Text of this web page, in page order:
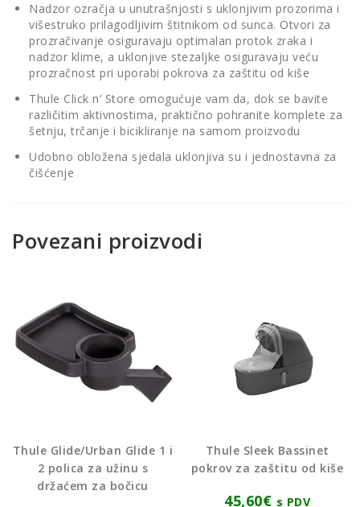
Nadzor ozračja u unutrašnjosti s uklonjivim prozorima i
višestruko prilagodljivim štitnikom od sunca. Otvori za
prozračivanje osiguravaju optimalan protok zraka i
nadzor klime, a uklonjive stezaljke osiguravaju veću
prozračnost pri uporabi pokrova za zaštitu od kiše
Thule Click n’ Store omogućuje vam da, dok se bavite
različitim aktivnostima, praktično pohranite komplete za
šetnju, trčanje i bicikliranje na samom proizvodu
Udobno obložena sjedala uklonjiva su i jednostavna za
čišćenje
Povezani proizvodi
Thule Glide/Urban Glide 1 i
2 polica za užinu s
držaćem za bočicu
Thule Sleek Bassinet
pokrov za zaštitu od kiše
45,60€ s PDV